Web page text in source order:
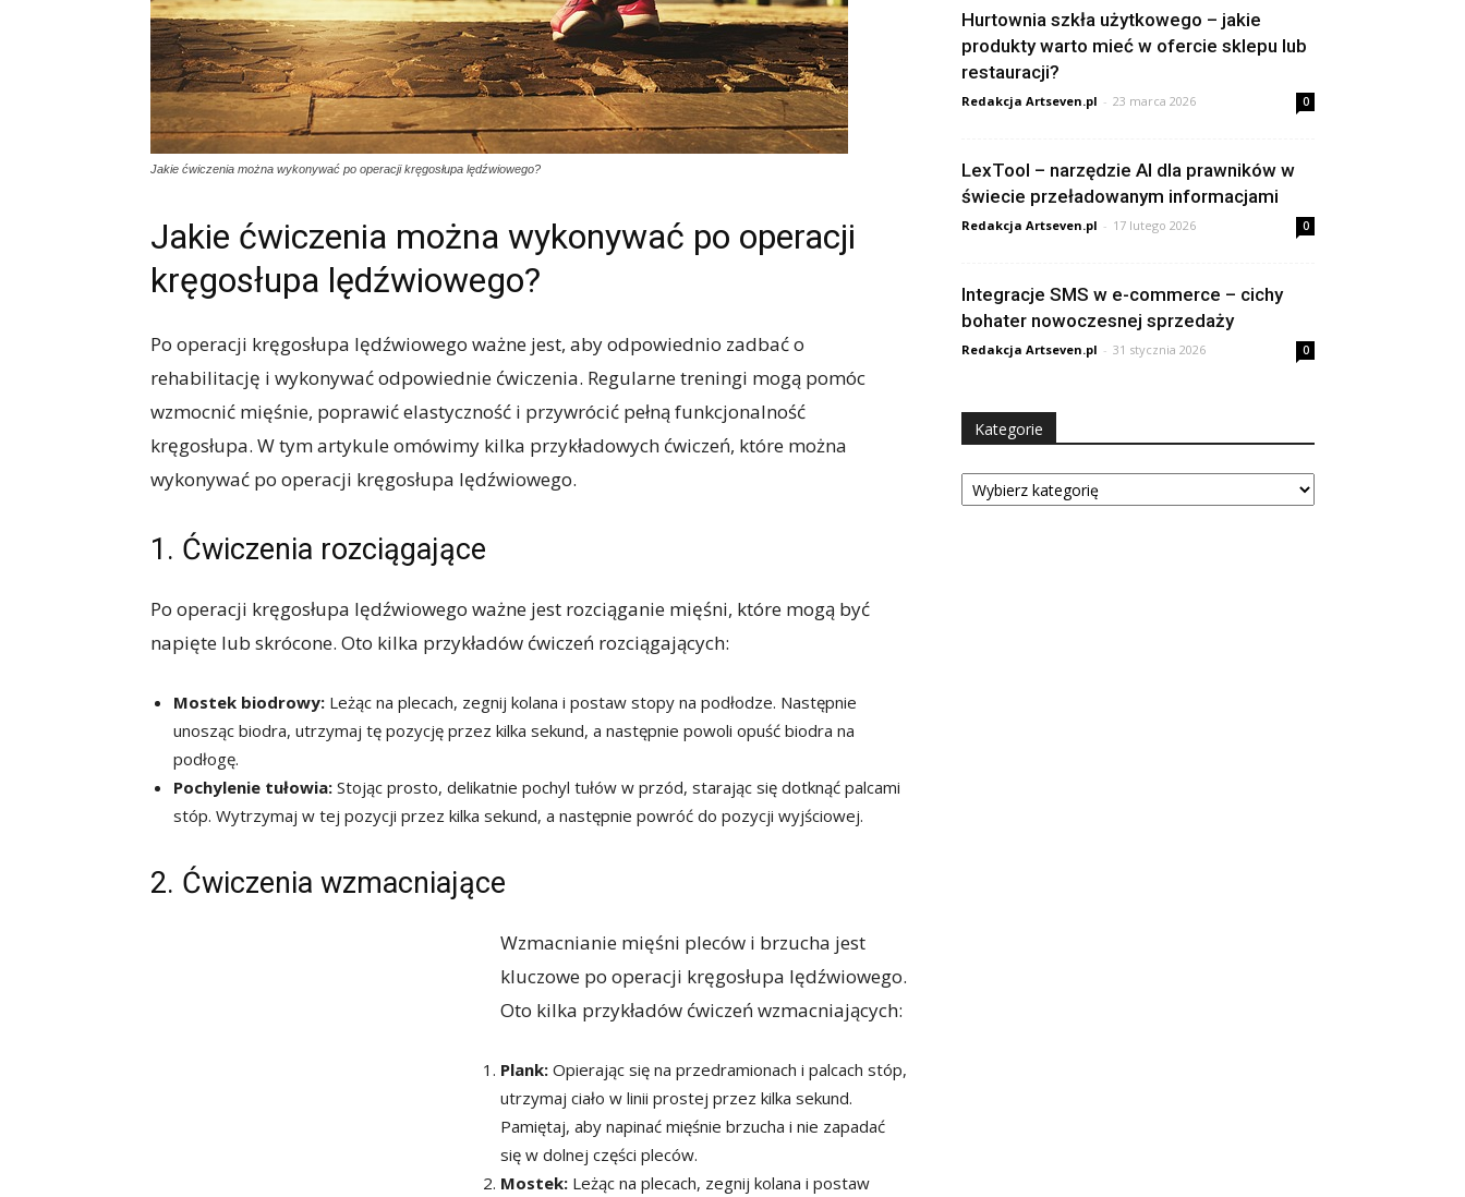
Jakie ćwiczenia można wykonywać po operacji kręgosłupa lędźwiowego?
Jakie ćwiczenia można wykonywać po operacji
kręgosłupa lędźwiowego?
Po operacji kręgosłupa lędźwiowego ważne jest, aby odpowiednio zadbać o
rehabilitację i wykonywać odpowiednie ćwiczenia. Regularne treningi mogą pomóc
wzmocnić mięśnie, poprawić elastyczność i przywrócić pełną funkcjonalność
kręgosłupa. W tym artykule omówimy kilka przykładowych ćwiczeń, które można
wykonywać po operacji kręgosłupa lędźwiowego.
1. Ćwiczenia rozciągające
Po operacji kręgosłupa lędźwiowego ważne jest rozciąganie mięśni, które mogą być
napięte lub skrócone. Oto kilka przykładów ćwiczeń rozciągających:
Mostek biodrowy: Leżąc na plecach, zegnij kolana i postaw stopy na podłodze. Następnie
unosząc biodra, utrzymaj tę pozycję przez kilka sekund, a następnie powoli opuść biodra na
podłogę.
Pochylenie tułowia: Stojąc prosto, delikatnie pochyl tułów w przód, starając się dotknąć palcami
stóp. Wytrzymaj w tej pozycji przez kilka sekund, a następnie powróć do pozycji wyjściowej.
2. Ćwiczenia wzmacniające
Wzmacnianie mięśni pleców i brzucha jest
kluczowe po operacji kręgosłupa lędźwiowego.
Oto kilka przykładów ćwiczeń wzmacniających:
Plank: Opierając się na przedramionach i palcach stóp,
utrzymaj ciało w linii prostej przez kilka sekund.
Pamiętaj, aby napinać mięśnie brzucha i nie zapadać
się w dolnej części pleców.
Mostek: Leżąc na plecach, zegnij kolana i postaw
Hurtownia szkła użytkowego – jakie
produkty warto mieć w ofercie sklepu lub
restauracji?
Redakcja Artseven.pl - 23 marca 2026 0
LexTool – narzędzie AI dla prawników w
świecie przeładowanym informacjami
Redakcja Artseven.pl - 17 lutego 2026 0
Integracje SMS w e-commerce – cichy
bohater nowoczesnej sprzedaży
Redakcja Artseven.pl - 31 stycznia 2026 0
Kategorie
Kategorie